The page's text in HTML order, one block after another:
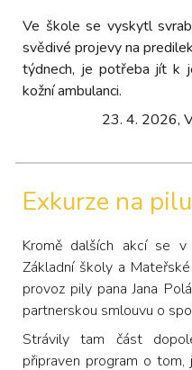
Ve škole se vyskytl
svědivé projevy na
týdnech, je potřeba jít k
kožní ambulanci.
23. 4. 2026,
Exkurze na pilu
Kromě dalších akcí se
Základní školy a
provoz pily pana Jana
partnerskou smlouvu o
Strávily tam část
připraven program o